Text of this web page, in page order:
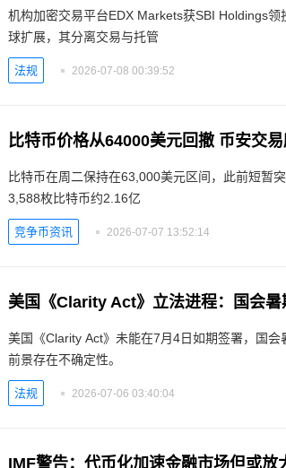
机构加密交易平台EDX Markets获SBI Holdings
球扩展，其分离交易与托管
法规 2026-07-08 00:39:52
比特币价格从64000美元回撤 币安交
比特币在周二保持在63,000美元区间，此前短暂
3,588枚比特币约2.16亿
竞争币资讯 2026-07-07 13:52:14
美国《Clarity Act》立法进程：国会
美国《Clarity Act》未能在7月4日如期签署，国
前景存在不确定性。
法规 2026-07-06 03:40:04